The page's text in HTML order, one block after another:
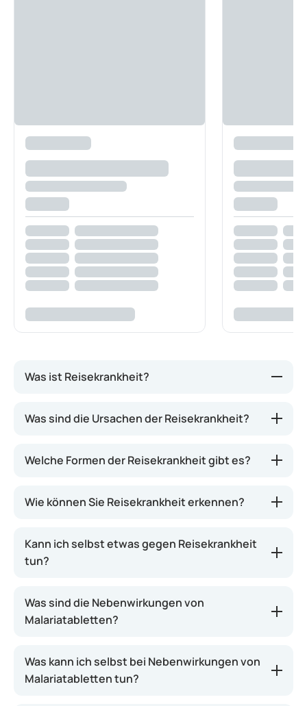
Was ist Reisekrankheit?
versteht man sowohl Auto-, Luft- als auch
dasselbe Phänomen: Ein sich bewegendes
erheblich irritieren. Die Folge sind Übelkeit und
nachlässt.
Was sind die Ursachen der Reisekrankheit?
Welche Formen der Reisekrankheit gibt es?
Wie können Sie Reisekrankheit erkennen?
Kann ich selbst etwas gegen Reisekrankheit
tun?
Was sind die Nebenwirkungen von
Malariatabletten?
Was kann ich selbst bei Nebenwirkungen von
Malariatabletten tun?